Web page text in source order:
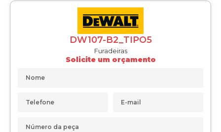
DW107-B2_TIPO5
Furadeiras
Solicite um orçamento